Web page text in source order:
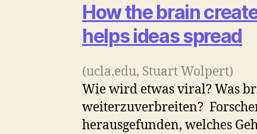
How the brain
helps ideas spread
(ucla.edu, Stuart Wolpert)
Wie wird etwas viral? Was
weiterzuverbreiten?
herausgefunden, welches